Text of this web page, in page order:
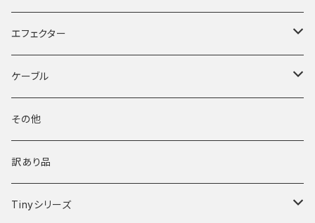
エフェクター
ブースター
パワーサプライ
スイッチャー
その他
ケーブル
DCケーブル
その他ケーブル
TRS-TRSケーブル
楽器ケーブル
その他
訳あり品
Tinyシリーズ